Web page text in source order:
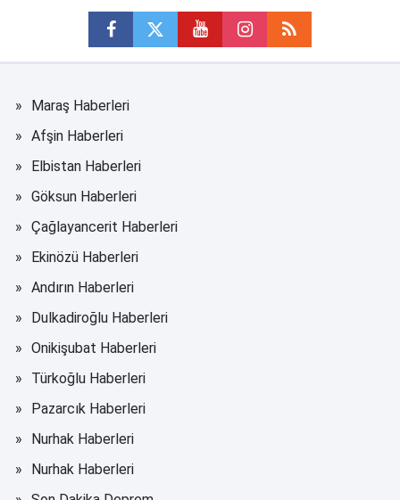
Maraş Haberleri
Afşin Haberleri
Elbistan Haberleri
Göksun Haberleri
Çağlayancerit Haberleri
Ekinözü Haberleri
Andırın Haberleri
Dulkadiroğlu Haberleri
Onikişubat Haberleri
Türkoğlu Haberleri
Pazarcık Haberleri
Nurhak Haberleri
Nurhak Haberleri